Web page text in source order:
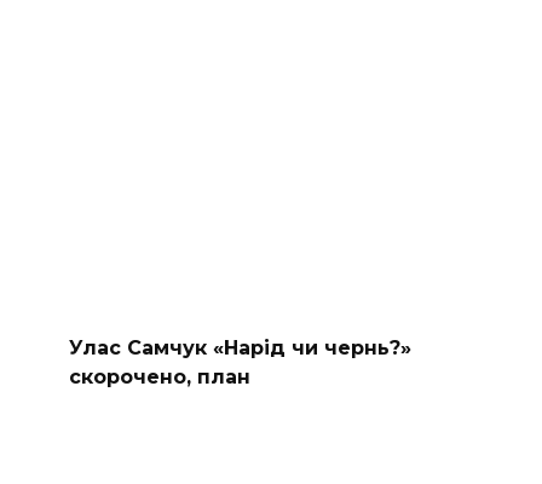
Улас Самчук «Нарід чи чернь?»
скорочено, план